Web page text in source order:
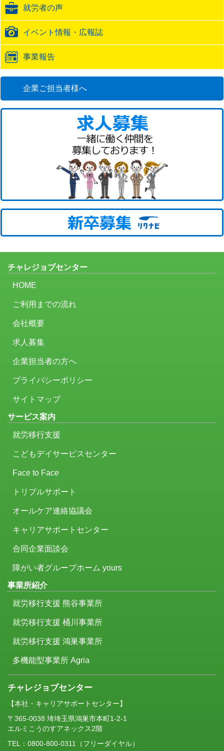
URL就労者の声
イベント情報・広報誌
事業報告
企業ご担当者様へ
チャレジョブセンター
HOME
ご利用までの流れ
会社概要
求人募集
企業担当者の方へ
プライバシーポリシー
サイトマップ
サービス案内
就労移行支援
こどもデイサービスセンター
Face to Face
トリプルサポート
オールケア連絡協議会
キャリアサポートセンター
合同企業面談会
障がい者グループホーム yours
事業所紹介
就労移行支援 熊谷事業所
就労移行支援 桶川事業所
就労移行支援 鴻巣事業所
多機能型事業所 Agria
チャレジョブセンター
【本社・キャリアサポートセンター】
〒365-0038 埼埼玉県鴻巣市本町1-2-1
エルミこうのすアネックス2階
TEL： 0800-800-0311 （フリーダイヤル）